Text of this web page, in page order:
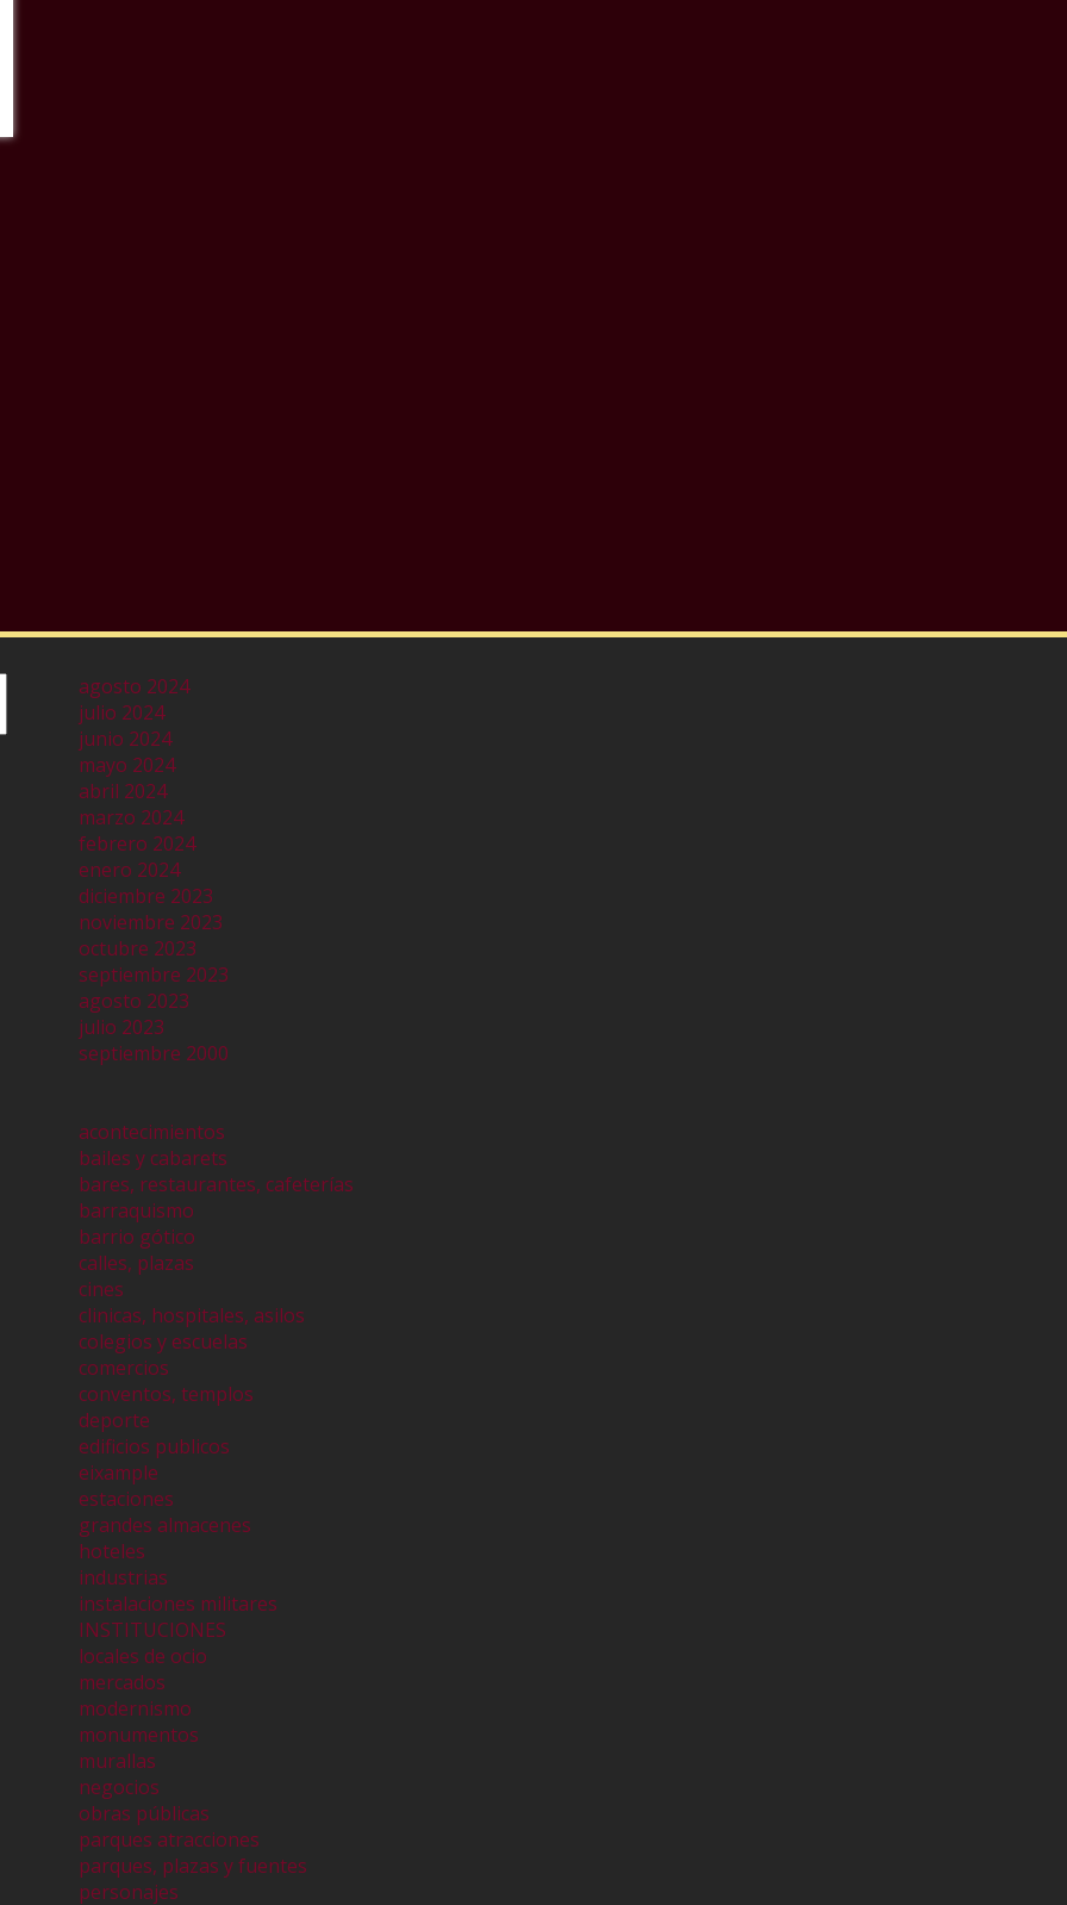
agosto 2024
julio 2024
junio 2024
mayo 2024
abril 2024
marzo 2024
febrero 2024
enero 2024
diciembre 2023
noviembre 2023
octubre 2023
septiembre 2023
agosto 2023
julio 2023
septiembre 2000
acontecimientos
bailes y cabarets
bares, restaurantes, cafeterías
barraquismo
barrio gótico
calles, plazas
cines
clinicas, hospitales, asilos
colegios y escuelas
comercios
conventos, templos
deporte
edificios publicos
eixample
estaciones
grandes almacenes
hoteles
industrias
instalaciones militares
INSTITUCIONES
locales de ocio
mercados
modernismo
monumentos
murallas
negocios
obras públicas
parques atracciones
parques, plazas y fuentes
personajes